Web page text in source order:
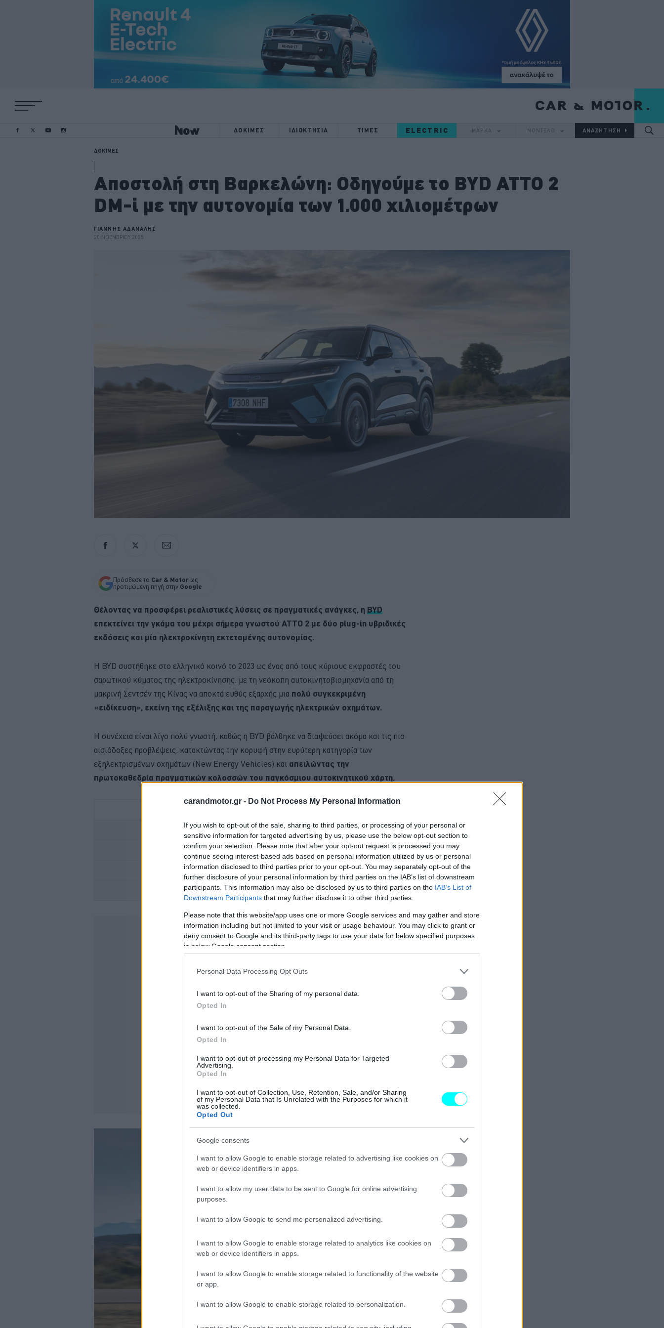
carandmotor.gr - Do Not Process My Personal Information
If you wish to opt-out of the sale, sharing to third parties, or processing of your personal or
sensitive information for targeted advertising by us, please use the below opt-out section to
confirm your selection. Please note that after your opt-out request is processed you may
continue seeing interest-based ads based on personal information utilized by us or personal
information disclosed to third parties prior to your opt-out. You may separately opt-out of the
further disclosure of your personal information by third parties on the IAB’s list of downstream
participants. This information may also be disclosed by us to third parties on the IAB’s List of
Downstream Participants that may further disclose it to other third parties.
Please note that this website/app uses one or more Google services and may gather and store
information including but not limited to your visit or usage behaviour. You may click to grant or
deny consent to Google and its third-party tags to use your data for below specified purposes
in below Google consent section.
Personal Data Processing Opt Outs
I want to opt-out of the Sharing of my personal data.
Opted In
I want to opt-out of the Sale of my Personal Data.
Opted In
I want to opt-out of processing my Personal Data for Targeted
Advertising.
Opted In
I want to opt-out of Collection, Use, Retention, Sale, and/or Sharing
of my Personal Data that Is Unrelated with the Purposes for which it
was collected.
Opted Out
Google consents
I want to allow Google to enable storage related to advertising like cookies on
web or device identifiers in apps.
I want to allow my user data to be sent to Google for online advertising
purposes.
I want to allow Google to send me personalized advertising.
I want to allow Google to enable storage related to analytics like cookies on
web or device identifiers in apps.
I want to allow Google to enable storage related to functionality of the website
or app.
I want to allow Google to enable storage related to personalization.
ΔΟΚΙΜΕΣ ΙΔΙΟΚΤΗΣΙΑ ΤΙΜΕΣ ELECTRIC ΜΑΡΚΑ ΜΟΝΤΕΛΟ
ΔΟΚΙΜΕΣ
Αποστολή στη Βαρκελώνη: Οδηγούμε το BYD ATTO 2
DM-i με την αυτονομία των 1.000 χιλιομέτρων
ΓΙΑΝΝΗΣ ΑΔΑΝΑΛΗΣ
20 ΝΟΕΜΒΡΙΟΥ 2025
Πρόσθεσε το Car & Motor ως
προτιμώμενη πηγή στην Google
Θέλοντας να προσφέρει ρεαλιστικές λύσεις σε πραγματικές ανάγκες, η BYD
επεκτείνει την γκάμα του μέχρι σήμερα γνωστού ATTO 2 με δύο plug-in υβριδικές
εκδόσεις και μία ηλεκτροκίνητη εκτεταμένης αυτονομίας.
Η BYD συστήθηκε στο ελληνικό κοινό το 2023 ως ένας από τους κύριους εκφραστές του
σαρωτικού κύματος της ηλεκτροκίνησης, με τη νεόκοπη αυτοκινητοβιομηχανία από τη
μακρινή Σεντσέν της Κίνας να αποκτά ευθύς εξαρχής μια πολύ συγκεκριμένη
«ειδίκευση», εκείνη της εξέλιξης και της παραγωγής ηλεκτρικών οχημάτων.
Η συνέχεια είναι λίγο πολύ γνωστή, καθώς η BYD βάλθηκε να διαψεύσει ακόμα και τις πιο
αισιόδοξες προβλέψεις, κατακτώντας την κορυφή στην ευρύτερη κατηγορία των
εξηλεκτρισμένων οχημάτων (New Energy Vehicles) και απειλώντας την
πρωτοκαθεδρία πραγματικών κολοσσών του παγκόσμιου αυτοκινητικού χάρτη.
ΕΛΕΓΧΟΣ ΚΤΕΟ; ΚΑΡΤΑ ΚΑΥΣΑΕΡΙΩΝ; ΚΛΕΙΣΕ ΡΑΝΤΕΒΟΥ
ΜΕΤΑΚΙΝΗΣΗ ΜΕ VIP VAN ΜΟΝΟ ΜΕ 12 ΕΥΡΩ ΤΟ ΑΤΟΜΟ
MG3 ΑΠΟ 16.450 ΕΥΡΩ
SKODA FABIA ME 119 ΕΥΡΩ ΤΟ ΜΗΝΑ